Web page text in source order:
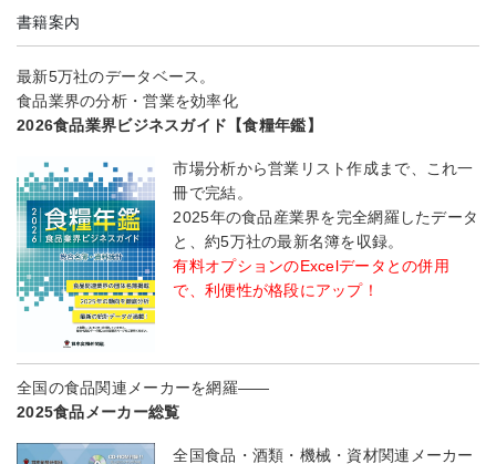
書籍案内
最新5万社のデータベース。
食品業界の分析・営業を効率化
2026食品業界ビジネスガイド【食糧年鑑】
市場分析から営業リスト作成まで、これ一
冊で完結。
2025年の食品産業界を完全網羅したデータ
と、約5万社の最新名簿を収録。
有料オプションのExcelデータとの併用
で、利便性が格段にアップ！
全国の食品関連メーカーを網羅――
2025食品メーカー総覧
全国食品・酒類・機械・資材関連メーカー